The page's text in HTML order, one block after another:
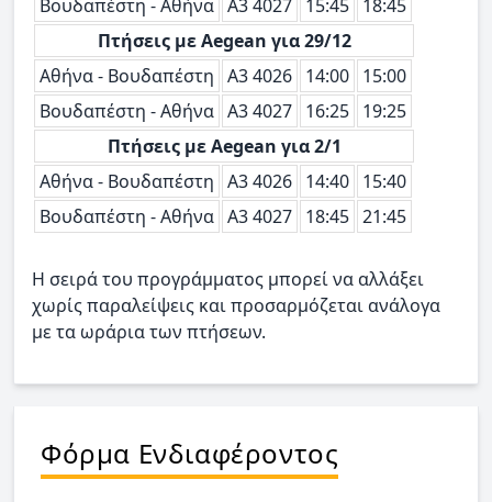
Βουδαπέστη - Αθήνα Α3 4027 15:45 18:45
Πτήσεις με Aegean για 29/12
Αθήνα - Βουδαπέστη Α3 4026 14:00 15:00
Βουδαπέστη - Αθήνα Α3 4027 16:25 19:25
Πτήσεις με Aegean για 2/1
Αθήνα - Βουδαπέστη Α3 4026 14:40 15:40
Βουδαπέστη - Αθήνα Α3 4027 18:45 21:45
Η σειρά του προγράμματος μπορεί να αλλάξει
χωρίς παραλείψεις και προσαρμόζεται ανάλογα
με τα ωράρια των πτήσεων.
Φόρμα Ενδιαφέροντος